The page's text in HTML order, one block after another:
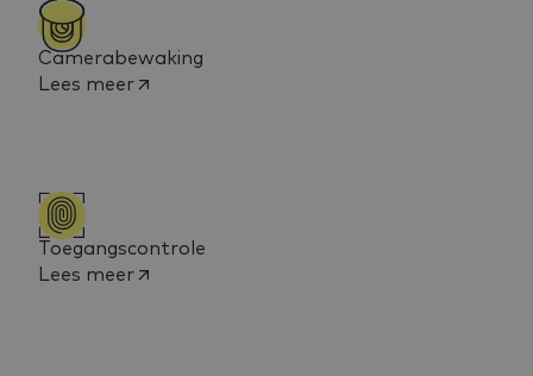
Camerabewaking
Lees meer
Toegangscontrole
Lees meer